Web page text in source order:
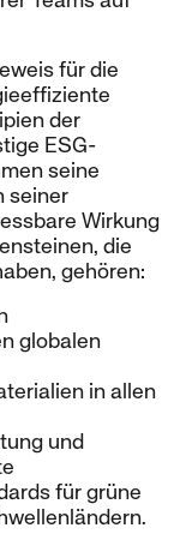
für die
der
ESG-
seine
seiner
Wirkung
die
gehören:
globalen
in allen
und
für grüne